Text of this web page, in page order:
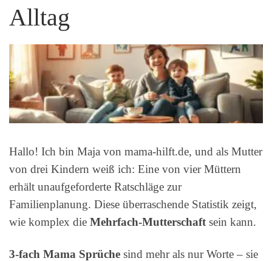
Alltag
Hallo! Ich bin Maja von mama-hilft.de, und als Mutter
von drei Kindern weiß ich: Eine von vier Müttern
erhält unaufgeforderte Ratschläge zur
Familienplanung. Diese überraschende Statistik zeigt,
wie komplex die Mehrfach-Mutterschaft sein kann.
3-fach Mama Sprüche sind mehr als nur Worte – sie